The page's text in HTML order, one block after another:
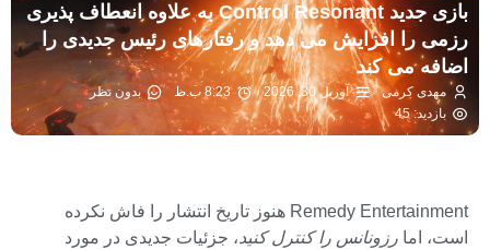
بازی جدید Control Resonant به علاوه انعطاف پذیری
رزمی را افزایش می دهد و رفتارهای رئیس جدیدی را
اضافه می کند
مهدی کرمی آوریل 30, 2026 8:23 ب.ظ
بدون نظر
بازدید: 45
Remedy Entertainment هنوز تاریخ انتشار را فاش نکرده
است، اما رزونانس را کنترل کنید، جزئیات جدیدی در مورد